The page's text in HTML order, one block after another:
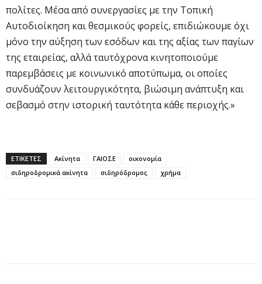
πολίτες. Μέσα από συνεργασίες με την Τοπική
Αυτοδιοίκηση και θεσμικούς φορείς, επιδιώκουμε όχι
μόνο την αύξηση των εσόδων και της αξίας των παγίων
της εταιρείας, αλλά ταυτόχρονα κινητοποιούμε
παρεμβάσεις με κοινωνικό αποτύπωμα, οι οποίες
συνδυάζουν λειτουργικότητα, βιώσιμη ανάπτυξη και
σεβασμό στην ιστορική ταυτότητα κάθε περιοχής.»
ΕΤΙΚΕΤΕΣ Ακίνητα ΓΑΙΟΣΕ
οικονομία
σιδηροδρομικά ακίνητα
σιδηρόδρομος χρήμα